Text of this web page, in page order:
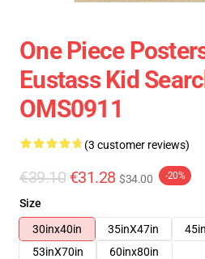
One Piece
Eustass Kid
OMS0911
(3 customer reviews)
€39.10 €31.28 $34.00 -20%
Size
30inx40in
35inX47in
53inX70in
60inx80in